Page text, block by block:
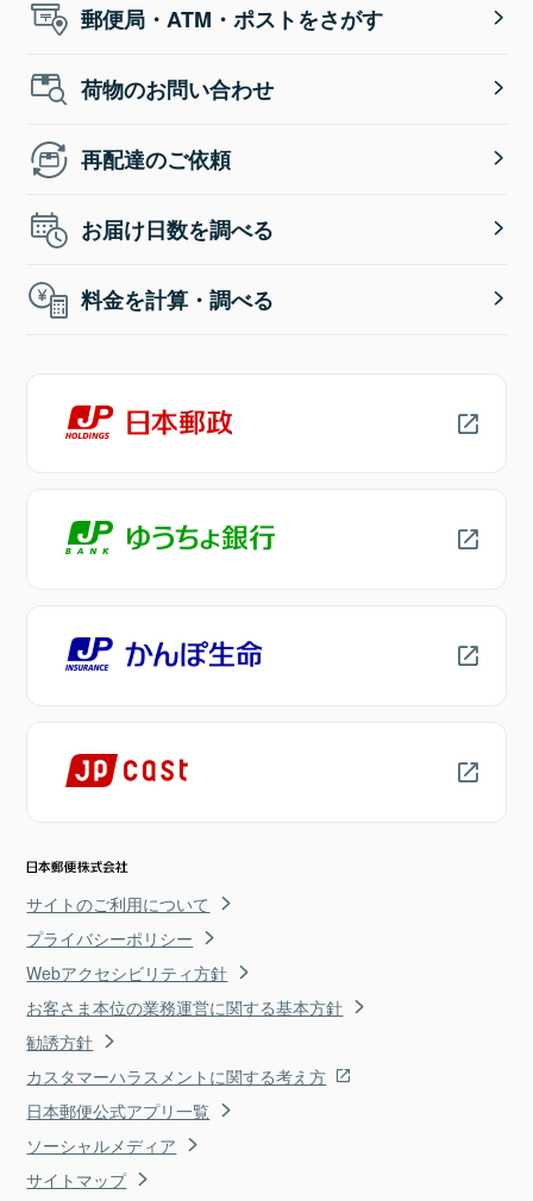
郵便局・ATM・ポストをさがす
荷物のお問い合わせ
再配達のご依頼
お届け日数を調べる
料金を計算・調べる
サイトのご利用について
プライバシーポリシー
Webアクセシビリティ方針
お客さま本位の業務運営に関する基本方針
勧誘方針
カスタマーハラスメントに関する考え方
日本郵便公式アプリ一覧
ソーシャルメディア
サイトマップ